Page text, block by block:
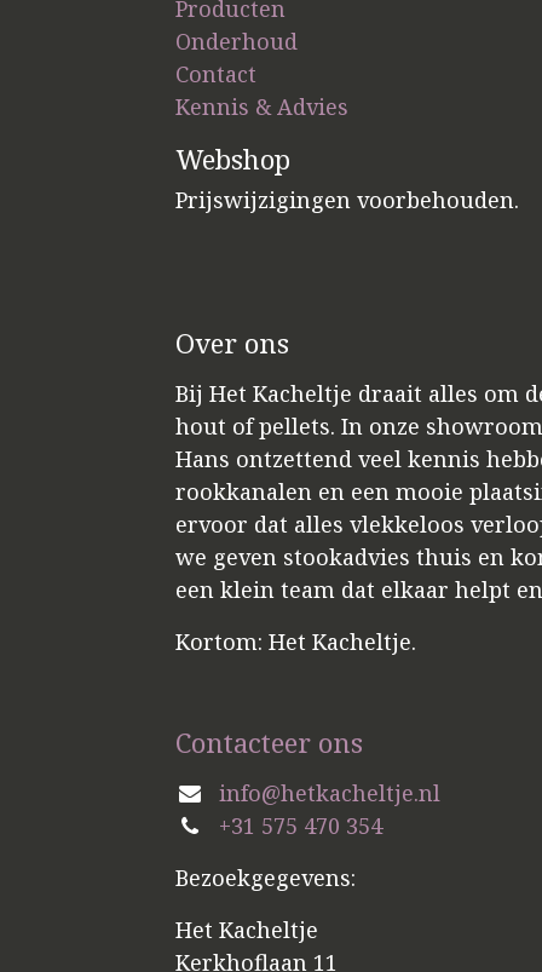
Producten
Onderhoud
Contact
Kennis & Advies
Webshop
Prijswijzigingen voorbehouden.
Over ons
Bij Het Kacheltje draait alles om
hout of pellets. In onze
Hans ontzettend veel kennis
rookkanalen en een mooie
ervoor dat alles vlekkeloos
we geven stookadvies thuis en
een klein team dat elkaar helpt
Kortom: Het Kacheltje.
Contacteer ons
info@hetkacheltje.nl
+31 575 470 354
Bezoekgegevens:
Het Kacheltje
Kerkhoflaan 11